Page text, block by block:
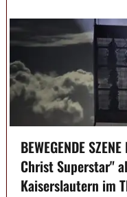
BEWEGENDE
Christ Superstar"
Kaiserslautern im